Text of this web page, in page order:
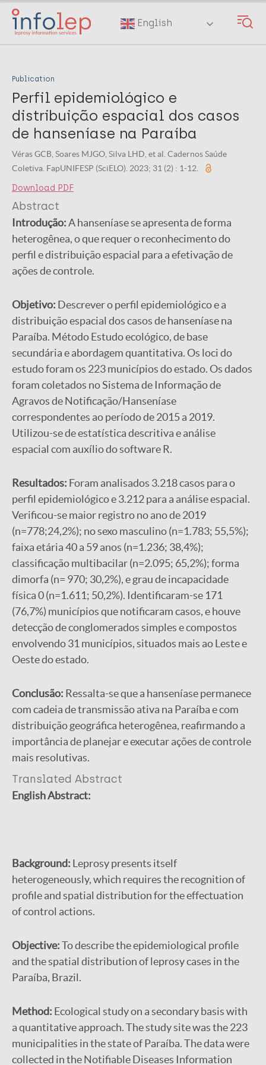
Skip
main
English
Publication
Perfil epidemiológico e
distribuição espacial dos casos
de hanseníase na Paraíba
Véras GCB, Soares MJGO, Silva LHD, et al. Cadernos Saúde
Coletiva. FapUNIFESP (SciELO). 2023; 31 (2) : 1-12.
Download PDF
Abstract
Introdução:A hanseníase se apresenta de forma
heterogênea, o que requer o reconhecimento do
perfil e distribuição espacial para a efetivação de
ações de controle.
Objetivo: Descrever o perfil epidemiológico e a
distribuição espacial dos casos de hanseníase na
Paraíba. Método Estudo ecológico, de base
secundária e abordagem quantitativa. Os loci do
estudo foram os 223 municípios do estado. Os dados
foram coletados no Sistema de Informação de
Agravos de Notificação/Hanseníase
correspondentes ao período de 2015 a 2019.
Utilizou-se de estatística descritiva e análise
espacial com auxílio do software R.
Resultados: Foram analisados 3.218 casos para o
perfil epidemiológico e 3.212 para a análise espacial.
Verificou-se maior registro no ano de 2019
(n=778;24,2%); no sexo masculino (n=1.783; 55,5%);
faixa etária 40 a 59 anos (n=1.236; 38,4%);
classificação multibacilar (n=2.095; 65,2%); forma
dimorfa (n= 970; 30,2%), e grau de incapacidade
física 0 (n=1.611; 50,2%). Identificaram-se 171
(76,7%) municípios que notificaram casos, e houve
detecção de conglomerados simples e compostos
envolvendo 31 municípios, situados mais ao Leste e
Oeste do estado.
Conclusão: Ressalta-se que a hanseníase permanece
com cadeia de transmissão ativa na Paraíba e com
distribuição geográfica heterogênea, reafirmando a
importância de planejar e executar ações de controle
mais resolutivas.
Translated Abstract
English Abstract:
Background: Leprosy presents itself
heterogeneously, which requires the recognition of
profile and spatial distribution for the effectuation
of control actions.
Objective:To describe the epidemiological profile
and the spatial distribution of leprosy cases in the
Paraíba, Brazil.
Method: Ecological study on a secondary basis with
a quantitative approach. The study site was the 223
municipalities in the state of Paraíba. The data were
collected in the Notifiable Diseases Information